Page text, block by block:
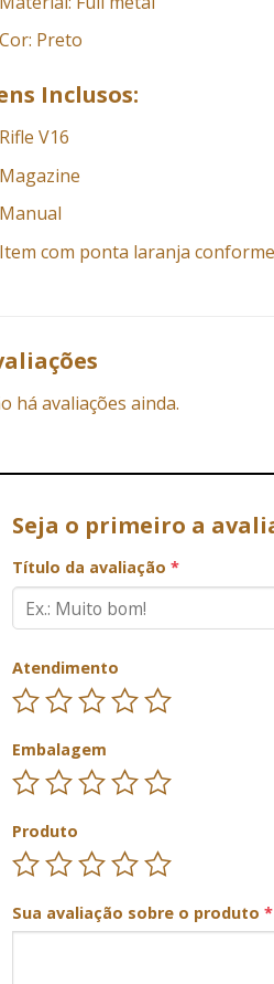
Cor: Preto
Inclusos:
Rifle V16
Magazine
Manual
Item com ponta laranja
há avaliações ainda.
Seja o primeiro a avaliar
Título da avaliação *
Atendimento
Embalagem
Produto
Sua avaliação sobre o produto *